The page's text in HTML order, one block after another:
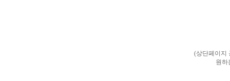
(상단페이지
원하